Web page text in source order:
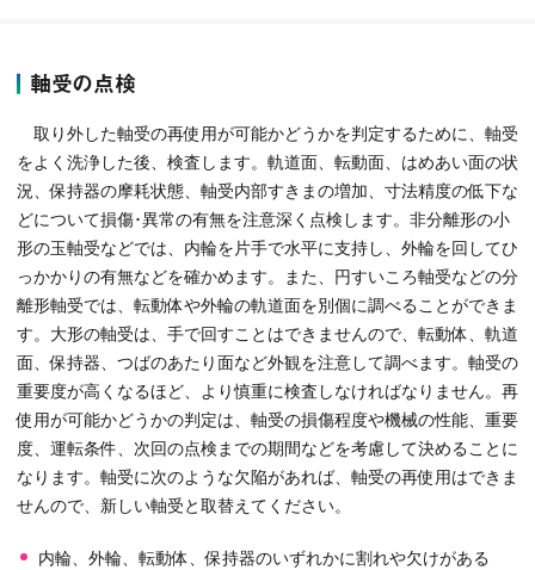
軸受の点検
取り外した軸受の再使用が可能かどうかを判定するために、軸受
をよく洗浄した後、検査します。軌道面、転動面、はめあい面の状
況、保持器の摩耗状態、軸受内部すきまの増加、寸法精度の低下な
どについて損傷･異常の有無を注意深く点検します。非分離形の小
形の玉軸受などでは、内輪を片手で水平に支持し、外輪を回してひ
っかかりの有無などを確かめます。また、円すいころ軸受などの分
離形軸受では、転動体や外輪の軌道面を別個に調べることができま
す。大形の軸受は、手で回すことはできませんので、転動体、軌道
面、保持器、つばのあたり面など外観を注意して調べます。軸受の
重要度が高くなるほど、より慎重に検査しなければなりません。再
使用が可能かどうかの判定は、軸受の損傷程度や機械の性能、重要
度、運転条件、次回の点検までの期間などを考慮して決めることに
なります。軸受に次のような欠陥があれば、軸受の再使用はできま
せんので、新しい軸受と取替えてください。
内輪、外輪、転動体、保持器のいずれかに割れや欠けがある